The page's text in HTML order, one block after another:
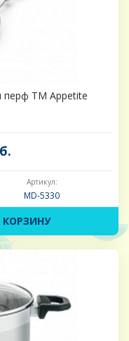
перф ТМ Appetite
Артикул:
MD-5330